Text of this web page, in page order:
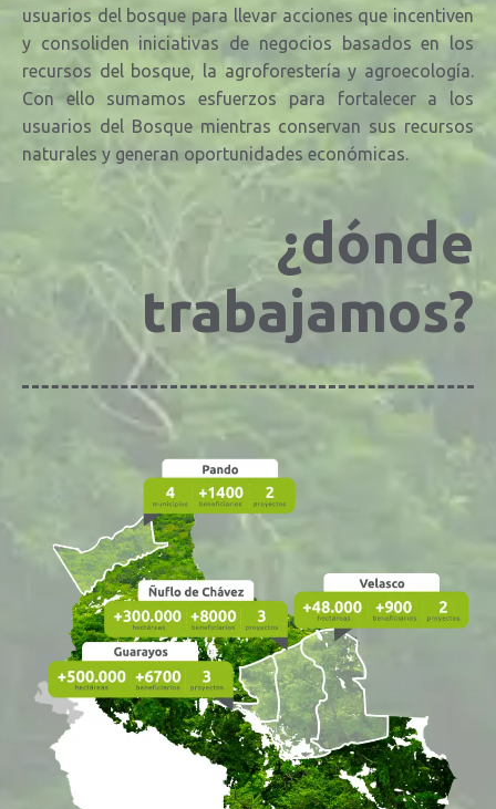
usuarios del bosque para llevar acciones que incentiven
y consoliden iniciativas de negocios basados en los
recursos del bosque, la agroforestería y agroecología.
Con ello sumamos esfuerzos para fortalecer a los
usuarios del Bosque mientras conservan sus recursos
naturales y generan oportunidades económicas.
¿dónde
trabajamos?